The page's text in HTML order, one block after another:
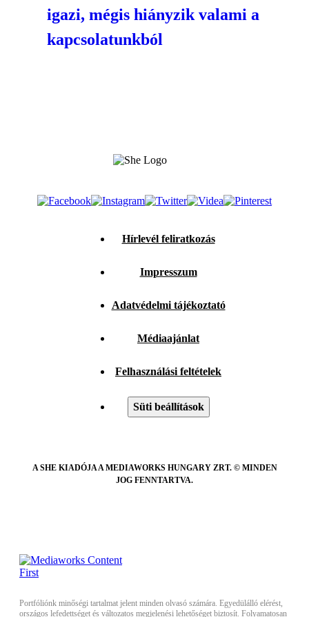
igazi, mégis hiányzik valami a
kapcsolatunkból
Hírlevél feliratkozás
Impresszum
Adatvédelmi tájékoztató
Médiaajánlat
Felhasználási feltételek
Süti beállítások
A SHE KIADÓJA A MEDIAWORKS HUNGARY ZRT. © MINDEN
JOG FENNTARTVA.
Portfóliónk minőségi tartalmat jelent minden olvasó számára. Egyedülálló elérést,
országos lefedettséget és változatos megjelenési lehetőséget biztosít. Folyamatosan